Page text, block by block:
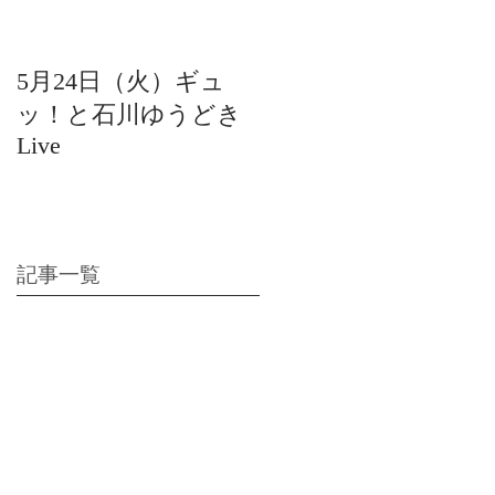
5月24日（火）ギュ
ッ！と石川ゆうどき
Live
記事一覧